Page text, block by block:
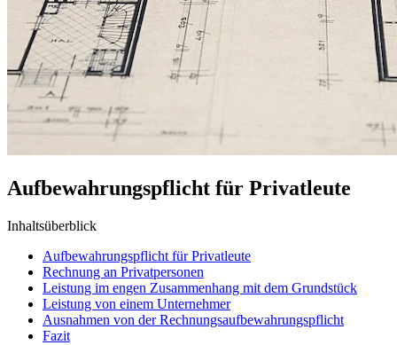
Aufbewahrungspflicht für Privatleute
Inhaltsüberblick
Aufbewahrungspflicht für Privatleute
Rechnung an Privatpersonen
Leistung im engen Zusammenhang mit dem Grundstück
Leistung von einem Unternehmer
Ausnahmen von der Rechnungsaufbewahrungspflicht
Fazit